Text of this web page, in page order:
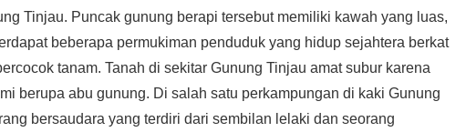
Tinjau. Puncak gunung berapi tersebut memiliki kawah yang luas,
beberapa permukiman penduduk yang hidup sejahtera berkat
tanam. Tanah di sekitar Gunung Tinjau amat subur karena
berupa abu gunung. Di salah satu perkampungan di kaki Gunung
bersaudara yang terdiri dari sembilan lelaki dan seorang